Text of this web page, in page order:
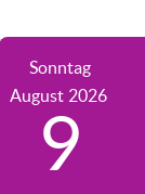
Sonntag
August 2026
9